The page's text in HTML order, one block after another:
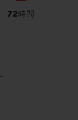
72時間